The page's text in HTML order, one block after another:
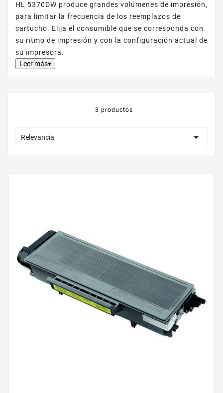
HL 5370DW produce grandes volúmenes de impresión,
para limitar la frecuencia de los reemplazos de
cartucho. Elija el consumible que se corresponda con
su ritmo de impresión y con la configuración actual de
su impresora.
Leer más▾
3 productos
Relevancia 